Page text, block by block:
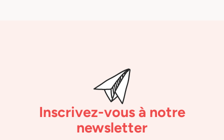
Inscrivez-vous à notre
newsletter